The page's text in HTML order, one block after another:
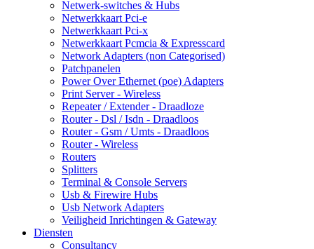
Netwerk-switches & Hubs
Netwerkkaart Pci-e
Netwerkkaart Pci-x
Netwerkkaart Pcmcia & Expresscard
Network Adapters (non Categorised)
Patchpanelen
Power Over Ethernet (poe) Adapters
Print Server - Wireless
Repeater / Extender - Draadloze
Router - Dsl / Isdn - Draadloos
Router - Gsm / Umts - Draadloos
Router - Wireless
Routers
Splitters
Terminal & Console Servers
Usb & Firewire Hubs
Usb Network Adapters
Veiligheid Inrichtingen & Gateway
Diensten
Consultancy